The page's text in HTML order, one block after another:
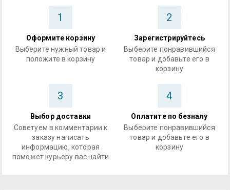
1
Оформите корзину
Выберите нужный товар и
положите в корзину
2
Зарегистрируйтесь
Выберите понравившийся
товар и добавьте его в
корзину
3
Выбор доставки
Советуем в комментарии к
заказу написать
информацию, которая
поможет курьеру вас найти
4
Оплатите по безналу
Выберите понравившийся
товар и добавьте его в
корзину